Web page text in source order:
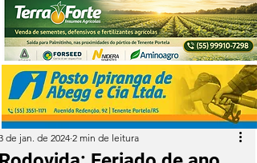
de jan. de 2024 2 min de leitura